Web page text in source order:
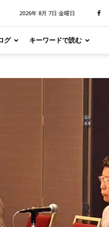
2026年 8月 7日 金曜日
グ キーワードで読む